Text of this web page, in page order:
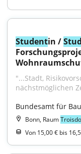
Studentin /
"...Stadt,
nächst­möglichen
Bundesamt für
Bonn, Raum
Von 15,00 € bis